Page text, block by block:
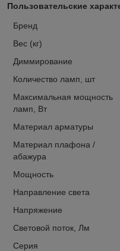
Пользовательские
Бренд
Вес (кг)
Диммирование
Количество ламп, шт
Максимальная мощность
ламп, Вт
Материал арматуры
Материал плафона /
абажура
Мощность
Направление света
Напряжение
Световой поток, Лм
Серия